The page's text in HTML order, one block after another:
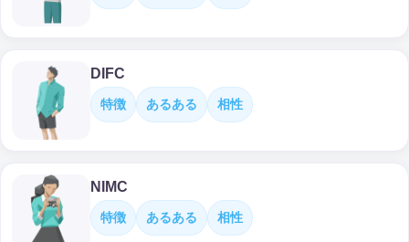
DIFC
特徴 あるある 相性
NIMC
特徴 あるある 相性